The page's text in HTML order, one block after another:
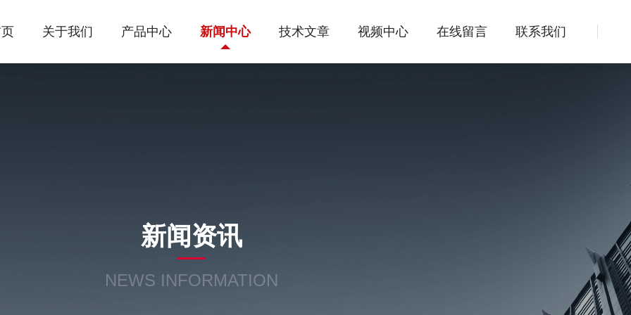
关于我们 产品中心 新闻中心 技术文章 视频中心 在线留言 联系我们
新闻资讯
NEWS INFORMATION